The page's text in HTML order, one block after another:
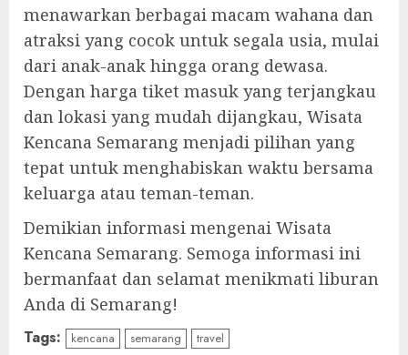
menawarkan berbagai macam wahana dan
atraksi yang cocok untuk segala usia, mulai
dari anak-anak hingga orang dewasa.
Dengan harga tiket masuk yang terjangkau
dan lokasi yang mudah dijangkau, Wisata
Kencana Semarang menjadi pilihan yang
tepat untuk menghabiskan waktu bersama
keluarga atau teman-teman.
Demikian informasi mengenai Wisata
Kencana Semarang. Semoga informasi ini
bermanfaat dan selamat menikmati liburan
Anda di Semarang!
Tags: kencana semarang travel